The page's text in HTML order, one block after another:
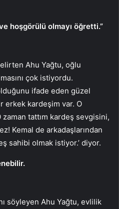
hoşgörülü olmayı öğretti.”
Ahu Yağtu, oğlu
çok istiyordu.
ifade eden güzel
erkek kardeşim var. O
tattım kardeş sevgisini,
Kemal de arkadaşlarından
sahibi olmak istiyor.’ diyor.
söyleyen Ahu Yağtu, evlilik